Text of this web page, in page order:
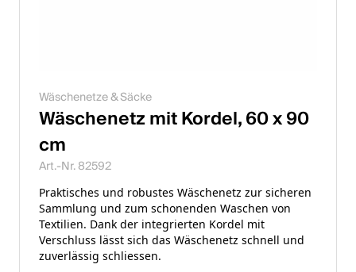
Wäschenetze & Säcke
Wäschenetz mit Kordel, 60 x 90
cm
Art.-Nr. 82592
Praktisches und robustes Wäschenetz zur sicheren
Sammlung und zum schonenden Waschen von
Textilien. Dank der integrierten Kordel mit
Verschluss lässt sich das Wäschenetz schnell und
zuverlässig schliessen.